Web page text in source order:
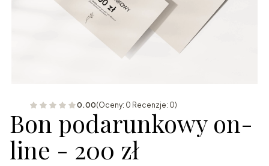
0.00(Oceny: 0 Recenzje: 0)
Bon podarunkowy on-
line - 200 zł